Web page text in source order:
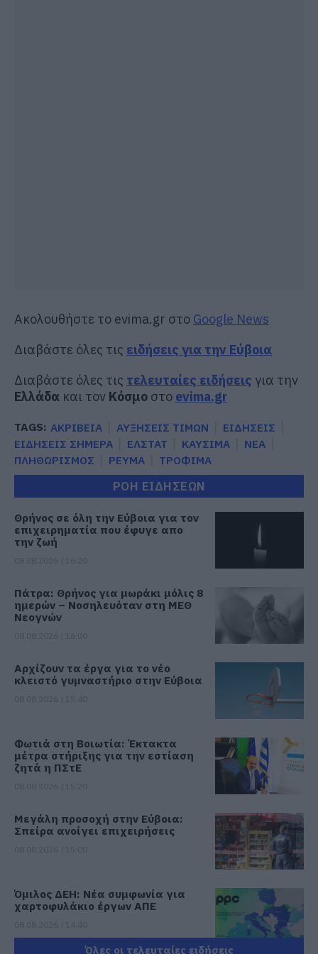
Ακολουθήστε το evima.gr στο Google News
Διαβάστε όλες τις ειδήσεις για την Εύβοια
Διαβάστε όλες τις τελευταίες ειδήσεις για την
Ελλάδα και τον Κόσμο στο evima.gr
TAGS: ΑΚΡΙΒΕΙΑ ΑΥΞΗΣΕΙΣ ΤΙΜΩΝ
ΕΙΔΗΣΕΙΣ
ΕΙΔΗΣΕΙΣ ΣΗΜΕΡΑ
ΕΛΣΤΑΤ ΚΑΥΣΙΜΑ
ΝΕΑ
ΠΛΗΘΩΡΙΣΜΟΣ
ΡΕΥΜΑ ΤΡΟΦΙΜΑ
ΡΟΗ ΕΙΔΗΣΕΩΝ
Θρήνος σε όλη την Εύβοια για τον
επιχειρηματία που έφυγε απο
την ζωή
Πάτρα: Θρήνος για μωράκι μόλις 8
ημερών – Νοσηλευόταν στη ΜΕΘ
Νεογνών
Αρχίζουν τα έργα για το νέο
κλειστό γυμναστήριο στην Εύβοια
Φωτιά στη Βοιωτία: Έκτακτα
μέτρα στήριξης για την εστίαση
ζητά η ΠΣτΕ
Μεγάλη προσοχή στην Εύβοια:
Σπείρα ανοίγει επιχειρήσεις
Όμιλος ΔΕΗ: Νέα συμφωνία για
χαρτοφυλάκιο έργων ΑΠΕ
Όλες οι τελευταίες ειδήσεις